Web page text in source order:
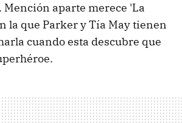
aparte merece 'La
la que Parker y Tía May tienen
cuando esta descubre que